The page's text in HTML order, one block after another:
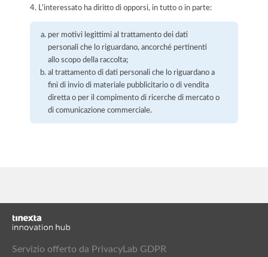
4. L'interessato ha diritto di opporsi, in tutto o in parte:
per motivi legittimi al trattamento dei dati
personali che lo riguardano, ancorché pertinenti
allo scopo della raccolta;
al trattamento di dati personali che lo riguardano a
fini di invio di materiale pubblicitario o di vendita
diretta o per il compimento di ricerche di mercato o
di comunicazione commerciale.
Servizio offerto da PrivacyLab GDPR